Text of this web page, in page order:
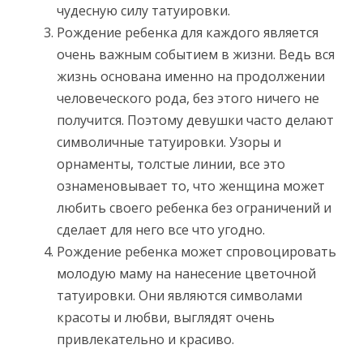
чудесную силу татуировки.
Рождение ребенка для каждого является
очень важным событием в жизни. Ведь вся
жизнь основана именно на продолжении
человеческого рода, без этого ничего не
получится. Поэтому девушки часто делают
символичные татуировки. Узоры и
орнаменты, толстые линии, все это
ознаменовывает то, что женщина может
любить своего ребенка без ограничений и
сделает для него все что угодно.
Рождение ребенка может спровоцировать
молодую маму на нанесение цветочной
татуировки. Они являются символами
красоты и любви, выглядят очень
привлекательно и красиво.